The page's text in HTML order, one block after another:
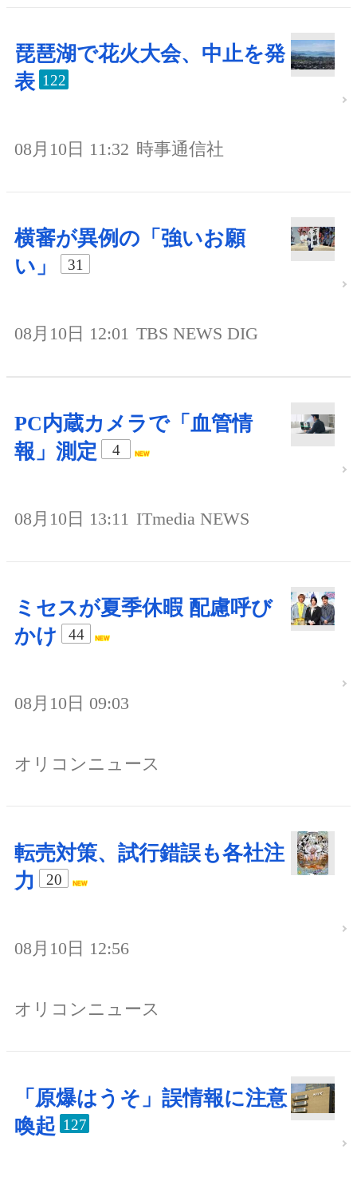
琵琶湖で花火大会、中止を発
表 122
08月10日 11:32 時事通信社
横審が異例の「強いお願
い」
31
08月10日 12:01 TBS NEWS DIG
PC内蔵カメラで「血管情
報」測定
4
08月10日 13:11 ITmedia NEWS
ミセスが夏季休暇 配慮呼び
かけ
44
08月10日 09:03
オリコンニュース
転売対策、試行錯誤も各社注
力
20
08月10日 12:56
オリコンニュース
「原爆はうそ」誤情報に注意
喚起 127